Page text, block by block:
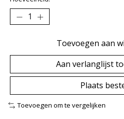
Toevoegen aan
Aan verlanglijst
Plaats
Toevoegen om te vergelijken